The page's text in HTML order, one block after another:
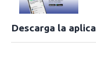
Descarga la